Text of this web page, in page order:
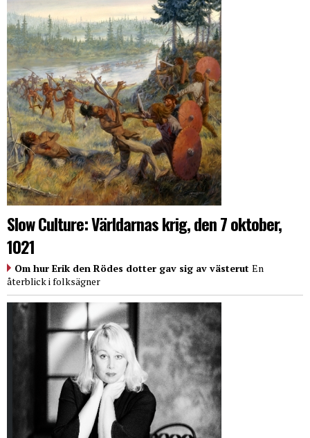
Slow Culture: Världarnas krig, den 7 oktober,
1021
Om hur Erik den Rödes dotter gav sig av västerut En
återblick i folksägner